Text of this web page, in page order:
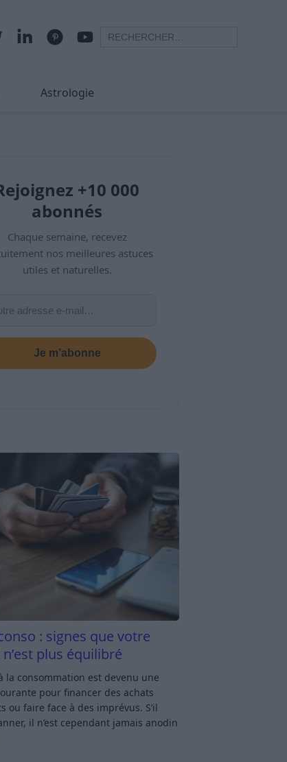
Astrologie
+10 000
abonnés
Chaque semaine, recevez
nos meilleures astuces
utiles et naturelles.
Je m’abonne
: signes que votre
plus équilibré
la consommation est devenu une
pour financer des achats
ou faire face à des imprévus. S’il
il n’est cependant jamais anodin